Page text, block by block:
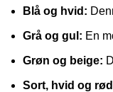
Blå og hvid:
Grå og gul: En
Grøn og beige:
Sort, hvid og